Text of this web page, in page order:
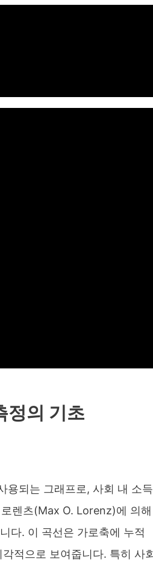
정의 기초
용되는 그래프로, 사회 내 소득
렌츠(Max O. Lorenz)에 의해
다. 이 곡선은 가로축에 누적
적으로 보여줍니다. 특히 사